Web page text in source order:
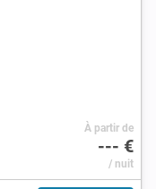
À partir de
--- €
/ nuit